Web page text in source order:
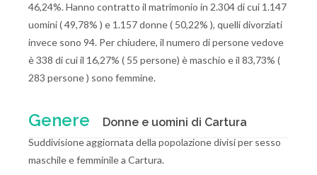
46,24%. Hanno contratto il matrimonio in 2.304 di cui 1.147
uomini ( 49,78% ) e 1.157 donne ( 50,22% ), quelli divorziati
invece sono 94. Per chiudere, il numero di persone vedove
è 338 di cui il 16,27% ( 55 persone) è maschio e il 83,73% (
283 persone ) sono femmine.
Genere Donne e uomini di Cartura
Suddivisione aggiornata della popolazione divisi per sesso
maschile e femminile a Cartura.